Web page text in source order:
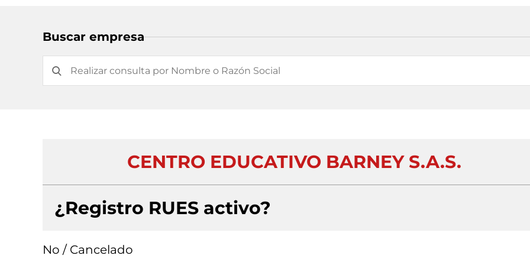
Buscar empresa
CENTRO EDUCATIVO BARNEY S.A.S.
¿Registro RUES activo?
No / Cancelado